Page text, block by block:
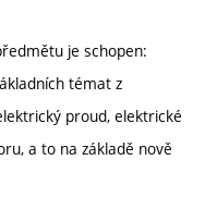
je schopen:
témat z
proud, elektrické
a to na základě nově